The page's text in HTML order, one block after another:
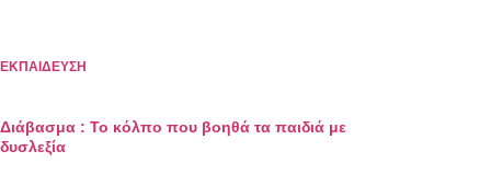
ΕΚΠΑΙΔΕΥΣΗ
Διάβασμα : Το κόλπο που βοηθά τα παιδιά με
δυσλεξία